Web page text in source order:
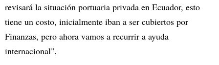
revisará la situación portuaria privada en Ecuador, esto
tiene un costo, inicialmente iban a ser cubiertos por
Finanzas, pero ahora vamos a recurrir a ayuda
internacional".